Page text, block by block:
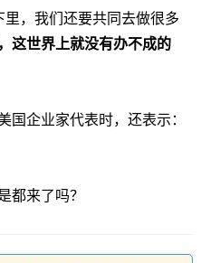
里，我们还要共同去做很多
这世界上就没有办不成的
国企业家代表时，还表示：
都来了吗？